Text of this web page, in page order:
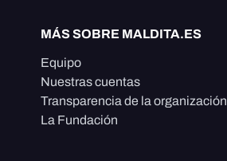
MÁS SOBRE MALDITA.ES
Equipo
Nuestras cuentas
Transparencia de la organización
La Fundación